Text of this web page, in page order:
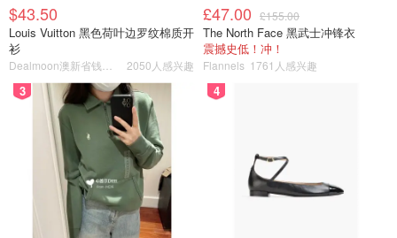
$43.50
Louis Vuitton 黑色荷叶边罗纹棉质开
衫
2050人感兴趣
£47.00 £155.00
The North Face 黑武士冲锋衣
震撼史低！冲！
Flannels 1761人感兴趣
3 4